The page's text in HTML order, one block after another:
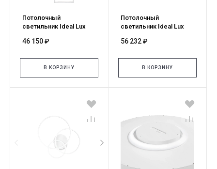
Потолочный
светильник Ideal Lux
BIANCO 2700K 341323
46 150 ₽
В КОРЗИНУ
Потолочный
светильник Ideal Lux
BIANCO 2700K 341316
56 232 ₽
В КОРЗИНУ